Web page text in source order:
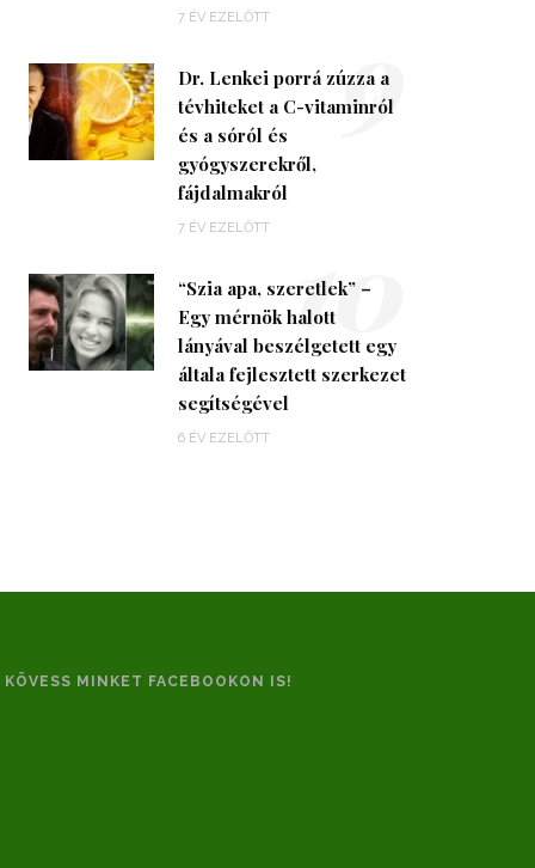
7 ÉV EZELŐTT
Dr. Lenkei porrá zúzza a
tévhiteket a C-vitaminról
és a sóról és
gyógyszerekről,
fájdalmakról
7 ÉV EZELŐTT
9
“Szia apa, szeretlek” –
Egy mérnök halott
lányával beszélgetett egy
általa fejlesztett szerkezet
segítségével
6 ÉV EZELŐTT
10
KÖVESS MINKET FACEBOOKON IS!